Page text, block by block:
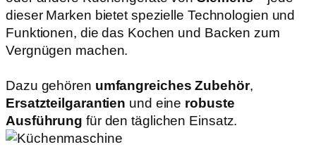
dieser Marken bietet spezielle Technologien und
Funktionen, die das Kochen und Backen zum
Vergnügen machen.
Dazu gehören umfangreiches Zubehör,
Ersatzteilgarantien und eine robuste
Ausführung für den täglichen Einsatz.